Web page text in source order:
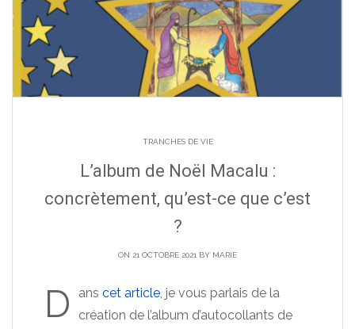
TRANCHES DE VIE
L’album de Noël Macalu :
concrètement, qu’est-ce que c’est
?
ON 21 OCTOBRE 2021 BY MARIE
D ans cet article, je vous parlais de la
création de l’album d’autocollants de